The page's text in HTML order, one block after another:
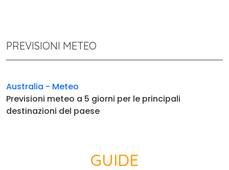
PREVISIONI METEO
Australia - Meteo
Previsioni meteo a 5 giorni per le principali
destinazioni del paese
GUIDE